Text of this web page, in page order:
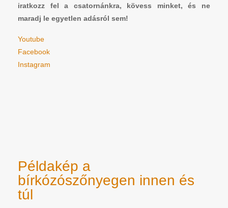
iratkozz fel a csatornánkra, kövess minket, és ne
maradj le egyetlen adásról sem!
Youtube
Facebook
Instagram
Példakép a
bírkózószőnyegen innen és
túl